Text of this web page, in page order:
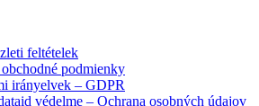
feltételek
podmienky
irányelvek – GDPR
védelme – Ochrana osobných údajov